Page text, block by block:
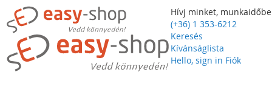
Hívj minket,
(+36) 1 353-6212
Keresés
Kívánságlista
Hello, sign in Fiók